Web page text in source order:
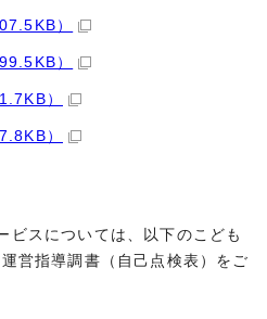
）
）
）
）
スについては、以下のこども
営指導調書（自己点検表）をご